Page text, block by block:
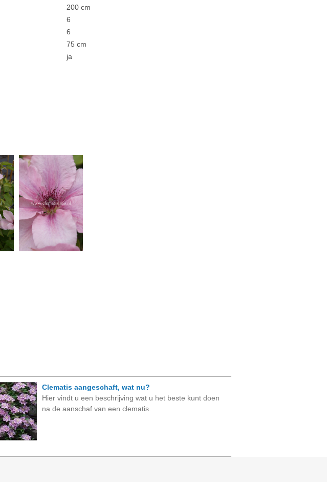
200 cm
6
6
75 cm
ja
Clematis aangeschaft, wat nu?
Hier vindt u een beschrijving wat u het beste kunt doen
na de aanschaf van een clematis.